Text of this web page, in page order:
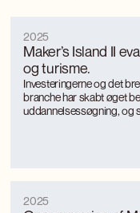
Maker’s Island II
og turisme.
2025
Investeringerne og det
branche har skabt øget
uddannelsessøgning, og
2025